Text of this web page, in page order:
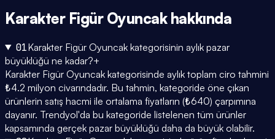
Karakter Figür Oyuncakhakkında
01Karakter Figür Oyuncak kategorisinin aylık pazar
büyüklüğü ne kadar?+
Karakter Figür Oyuncak kategorisinde aylık toplam ciro tahmini
₺4.2 milyon civarındadır. Bu tahmin, kategoride öne çıkan
ürünlerin satış hacmi ile ortalama fiyatların (₺640) çarpımına
dayanır. Trendyol'da bu kategoride listelenen tüm ürünler
kapsamında gerçek pazar büyüklüğü daha da büyük olabilir.